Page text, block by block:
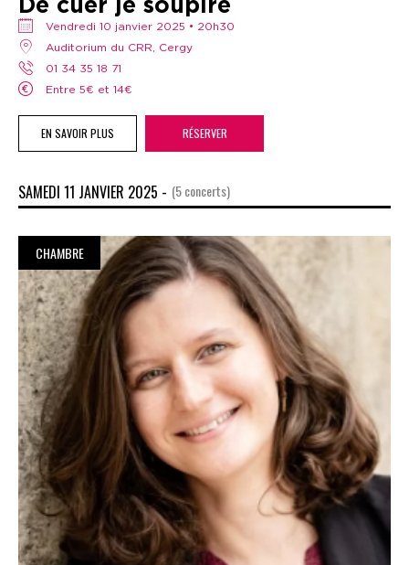
De cuer je soupire
vendredi 10 janvier 2025 • 20h30
Auditorium du CRR, Cergy
01 34 35 18 71
Entre 5€ et 14€
EN SAVOIR PLUS RÉSERVER
SAMEDI 11 JANVIER 2025 - (5 concerts)
CHAMBRE